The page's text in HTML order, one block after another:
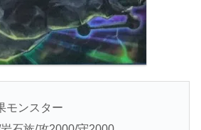
モンスター